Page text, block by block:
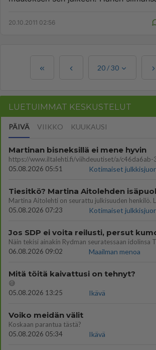
20.10.2011 02:56
20 /30
LUETUIMMAT KESKUSTELUT
PÄIVÄ VIIKKO KUUKAUSI
Martinan bisneksillä ei mene hyvin
05.08.2026 05:51
Kotimaiset
05.08.2026 07:23
Kotimaiset
06.08.2026 09:02
Maailman menoa
Mitä töitä kaivattusi on tehnyt?
😅
05.08.2026 13:25
Ikävä
Voiko meidän välit
Koskaan parantua tästä?
05.08.2026 05:34
Ikävä